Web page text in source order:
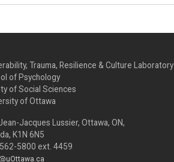
Trauma, Resilience & Culture Laboratory
of Psychology
of Social Sciences
of Ottawa
Jacques Lussier, Ottawa, ON,
K1N 6N5
5800 ext. 4459